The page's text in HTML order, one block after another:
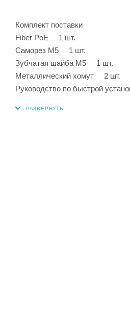
Комплект поставки
Fiber PoE 1 шт.
Саморез М5 1 шт.
Зубчатая шайба М5 1 шт.
Металлический хомут 2 шт.
Руководство по быстрой